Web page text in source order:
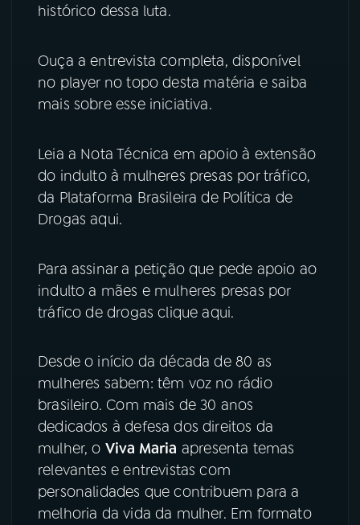
ACOMPANHE A RÁDIO NACIONAL
Instagram X
TikTok
histórico dessa luta.
Ouça a entrevista completa, disponível
no player no topo desta matéria e saiba
mais sobre esse iniciativa.
Leia a Nota Técnica em apoio à extensão
do indulto à mulheres presas por tráfico,
da Plataforma Brasileira de Política de
Drogas aqui.
Para assinar a petição que pede apoio ao
indulto a mães e mulheres presas por
tráfico de drogas clique aqui.
Desde o início da década de 80 as
mulheres sabem: têm voz no rádio
brasileiro. Com mais de 30 anos
dedicados à defesa dos direitos da
mulher, o Viva Maria apresenta temas
relevantes e entrevistas com
personalidades que contribuem para a
melhoria da vida da mulher. Em formato